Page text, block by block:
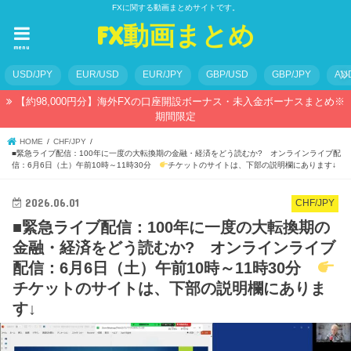
FXに関する動画まとめサイトです。
FX動画まとめ
menu
USD/JPY EUR/USD EUR/JPY GBP/USD GBP/JPY
【約98,000円分】海外FXの口座開設ボーナス・未入金ボーナスまとめ※
期間限定
HOME
CHF/JPY
■緊急ライブ配信：100年に一度の大転換期の金融・経済をどう読むか? オンラインライブ配
信：6月6日（土）午前10時～11時30分
チケットのサイトは、下部の説明欄にあります↓
CHF/JPY
2026.06.01
■緊急ライブ配信：100年に一度の大転換期の
金融・経済をどう読むか? オンラインライブ
配信：6月6日（土）午前10時～11時30分
チケットのサイトは、下部の説明欄にありま
す↓